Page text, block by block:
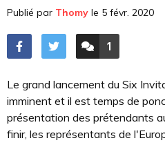
Publié par Thomy le 5 févr. 2020
ACCÉDER
1
Le grand lancement du Six
imminent et il est temps de
présentation des prétendants
finir, les représentants de